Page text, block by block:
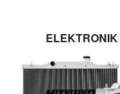
ELEKTRONIK